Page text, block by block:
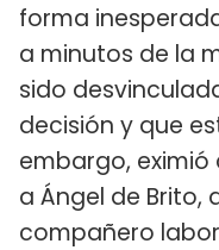
forma
a minutos de la
sido
decisión y que
embargo,
a Ángel de Brito,
compañero